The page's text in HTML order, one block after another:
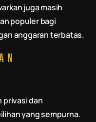
juga masih
populer bagi
anggaran terbatas.
privasi dan
yang sempurna.